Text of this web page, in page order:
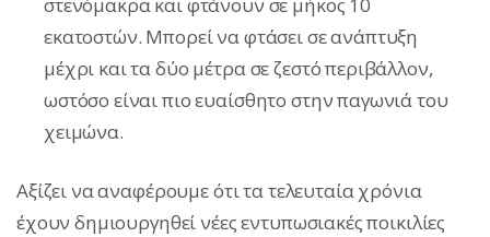
στενόμακρα και φτάνουν σε μήκος 10
εκατοστών. Μπορεί να φτάσει σε ανάπτυξη
μέχρι και τα δύο μέτρα σε ζεστό περιβάλλον,
ωστόσο είναι πιο ευαίσθητο στην παγωνιά του
χειμώνα.
Αξίζει να αναφέρουμε ότι τα τελευταία χρόνια
έχουν δημιουργηθεί νέες εντυπωσιακές ποικιλίες